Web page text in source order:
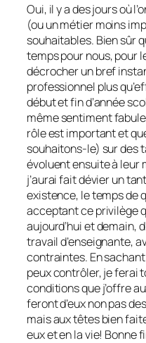
Oui, il y a des jours où
(ou un métier moins
souhaitables. Bien sûr
temps pour nous, pour
décrocher un bref
professionnel plus
début et fin d’année
même sentiment
rôle est important et
souhaitons-le) sur des
évoluent ensuite à leur
j’aurai fait dévier un
existence, le temps de
acceptant ce privilège
aujourd’hui et demain,
travail d’enseignante,
contraintes. En sachant
peux contrôler, je ferai
conditions que j’offre
feront d’eux non pas
mais aux têtes bien
eux et en la vie! Bonne